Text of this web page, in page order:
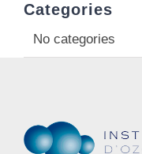
Categories
No categories